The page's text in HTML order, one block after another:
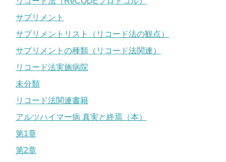
サプリメント
サプリメントリスト（リコード法の観点）
サプリメントの種類（リコード法関連）
リコード法実施病院
未分類
リコード法関連書籍
アルツハイマー病 真実と終焉（本）
第1章
第2章